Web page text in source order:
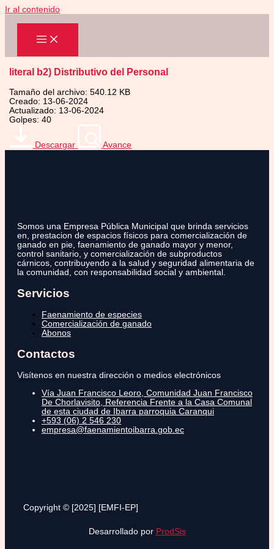
Ir al contenido
literal b2) Distributivo del Personal
Tamaño del archivo: 540.12 KB
Creado: 13-06-2024
Actualizado: 13-06-2024
Golpes: 40
Descargar Avance
Somos una Empresa Pública Municipal que brinda servicios
en, prestacion de espacios físicos para comercialización de
ganado en pie, faenamiento de ganado mayor y menor,
control sanitario, y comercialización de subproductos
cárnicos, contribuyendo a la salud y seguridad alimentaria de
la comunidad, con responsabilidad social y ambiental.
Servicios
Faenamiento de especies
Comercialización de ganado
Abonos
Contactos
Visítenos en nuestra dirección o medios electrónicos
Vía Juan Francisco Leoro, Comunidad Juan Francisco
De Chorlavisito, Referencia Frente a la Casa Comunal
de esta ciudad de Ibarra parroquia Caranqui
+593 (06) 2 546 230
empresa@faenamientoibarra.gob.ec
Copyright © [2025] [EMFI-EP]
Desarrollado por ProdSis